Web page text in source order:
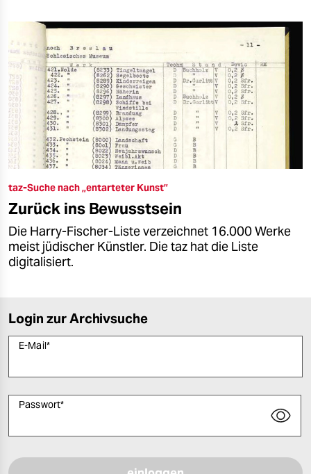
taz-Suche nach „entarteter Kunst”
Zurück ins Bewusstsein
Die Harry-Fischer-Liste verzeichnet 16.000 Werke
meist jüdischer Künstler. Die taz hat die Liste
digitalisiert.
Login zur Archivsuche
E-Mail*
Passwort*